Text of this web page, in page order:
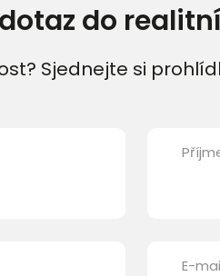
do
Sjednejte si
E-